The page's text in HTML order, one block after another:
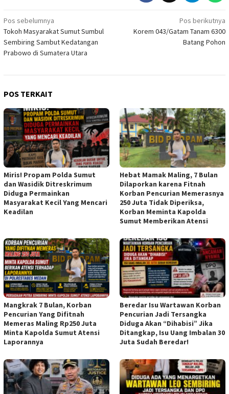
Navigasi
pos
Pos sebelumnya
Tokoh Masyarakat Sumut Sumbul
Sembiring Sambut Kedatangan
Prabowo di Sumatera Utara
Pos berikutnya
Korem 043/Gatam Tanam 6300
Batang Pohon
POS TERKAIT
Miris! Propam Polda Sumut
dan Wasidik Ditreskrimum
Diduga Permainkan
Masyarakat Kecil Yang Mencari
Keadilan
Hebat Mamak Maling, 7 Bulan
Dilaporkan karena Fitnah
Korban Pencurian Memerasnya
250 Juta Tidak Diperiksa,
Korban Meminta Kapolda
Sumut Memberikan Atensi
Mangkrak 7 Bulan, Korban
Pencurian Yang Difitnah
Memeras Maling Rp250 Juta
Minta Kapolda Sumut Atensi
Laporannya
Beredar Isu Wartawan Korban
Pencurian Jadi Tersangka
Diduga Akan “Dihabisi” Jika
Ditangkap, Isu Uang Imbalan 30
Juta Sudah Beredar!